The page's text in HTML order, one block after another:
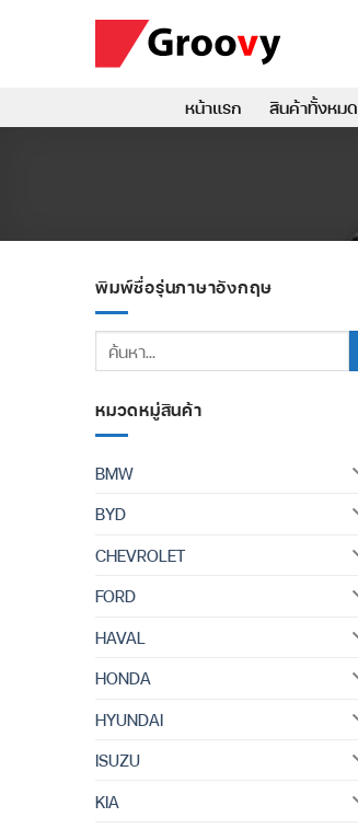
หน้าแรก สินค้าทั้งหมด
พิมพ์ชื่อรุ่นภาษาอังกฤษ
ค้นหา:
หมวดหมู่สินค้า
BMW
BYD
CHEVROLET
FORD
HAVAL
HONDA
HYUNDAI
ISUZU
KIA